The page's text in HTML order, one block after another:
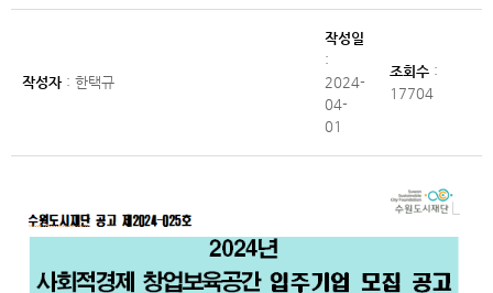
작성자: 한택규
작성일
:
2024-
04-
01
조회수 :
17704